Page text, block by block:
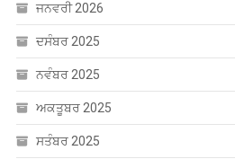
ਜੁਲਾਈ 2025
ਜੂਨ 2025
ਮਈ 2025
ਅਪ੍ਰੈਲ 2025
ਮਾਰਚ 2025